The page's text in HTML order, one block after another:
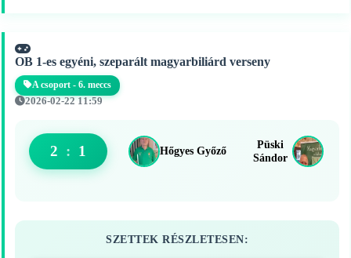
OB 1-es egyéni, szeparált magyarbiliárd verseny
A csoport - 6. meccs
2026-02-22 11:59
Hőgyes Győző
2 : 1
Püski
Sándor
SZETTEK RÉSZLETESEN: